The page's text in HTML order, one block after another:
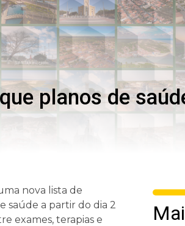
planos de
nova lista de
saúde a partir do dia 2
exames, terapias e